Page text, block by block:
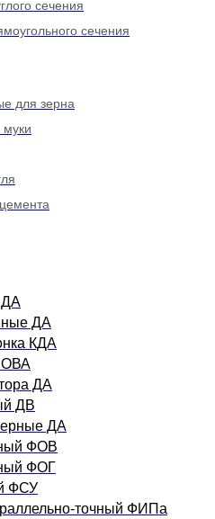
сечения
сечения
для зерна
ДА
КДА
ОВА
ДА
ДВ
ДА
ФОВ
ФОГ
ФСУ
точный ФИПа